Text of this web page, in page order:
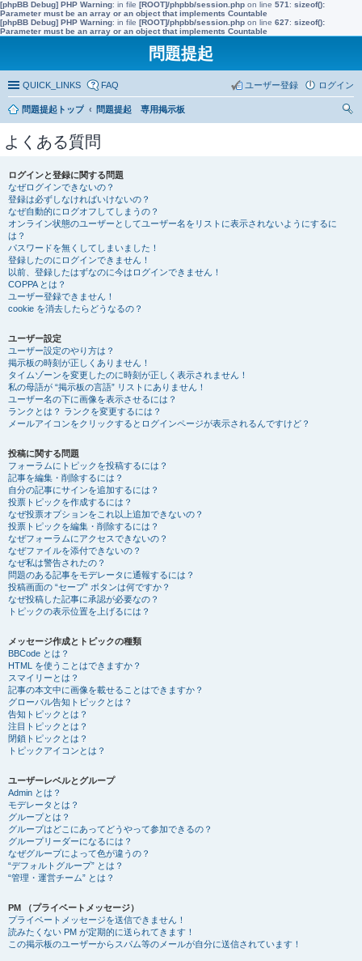
[phpBB Debug] PHP Warning: in file [ROOT]/phpbb/session.php on line 571 : sizeof():
Parameter must be an array or an object that implements Countable
[phpBB Debug] PHP Warning: in file [ROOT]/phpbb/session.php on line 627: sizeof():
Parameter must be an array or an object that implements Countable
問題提起
QUICK_LINKS FAQ ログイン
ユーザー登録
問題提起トップ
問題提起 専用掲示板
よくある質問
ログインと登録に関する問題
なぜログインできないの？
登録は必ずしなければいけないの？
なぜ自動的にログオフしてしまうの？
オンライン状態のユーザーとしてユーザー名をリストに表示されないようにするに
は？
パスワードを無くしてしまいました！
登録したのにログインできません！
以前、登録したはずなのに今はログインできません！
COPPA とは？
ユーザー登録できません！
cookie を消去したらどうなるの？
ユーザー設定
ユーザー設定のやり方は？
掲示板の時刻が正しくありません！
タイムゾーンを変更したのに時刻が正しく表示されません！
私の母語が “掲示板の言語” リストにありません！
ユーザー名の下に画像を表示させるには？
ランクとは？ ランクを変更するには？
メールアイコンをクリックするとログインページが表示されるんですけど？
投稿に関する問題
フォーラムにトピックを投稿するには？
記事を編集・削除するには？
自分の記事にサインを追加するには？
投票トピックを作成するには？
なぜ投票オプションをこれ以上追加できないの？
投票トピックを編集・削除するには？
なぜフォーラムにアクセスできないの？
なぜファイルを添付できないの？
なぜ私は警告されたの？
問題のある記事をモデレータに通報するには？
投稿画面の “セーブ” ボタンは何ですか？
なぜ投稿した記事に承認が必要なの？
トピックの表示位置を上げるには？
メッセージ作成とトピックの種類
BBCode とは？
HTML を使うことはできますか？
スマイリーとは？
記事の本文中に画像を載せることはできますか？
グローバル告知トピックとは？
告知トピックとは？
注目トピックとは？
閉鎖トピックとは？
トピックアイコンとは？
ユーザーレベルとグループ
Admin とは？
モデレータとは？
グループとは？
グループはどこにあってどうやって参加できるの？
グループリーダーになるには？
なぜグループによって色が違うの？
“デフォルトグループ” とは？
“管理・運営チーム” とは？
PM （プライベートメッセージ）
プライベートメッセージを送信できません！
読みたくない PM が定期的に送られてきます！
この掲示板のユーザーからスパム等のメールが自分に送信されています！